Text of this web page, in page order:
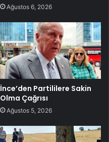
Ağustos 6, 2026
İnce’den Partililere Sakin
Olma Çağrısı
Ağustos 5, 2026